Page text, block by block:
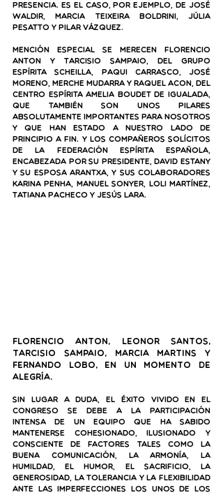
presencia. Es el caso, por ejemplo, de José
Waldir, Marcia Teixeira Boldrini, Júlia
Pesatto y Pilar Vázquez.
Mención especial se merecen Florencio
Anton y Tarcisio Sampaio, del Grupo
Espírita Scheilla, Paqui Carrasco, José
Moreno, Merche Mudarra y Raquel Acon, del
Centro Espírita Amelia Boudet de Igualada,
que también son unos pilares
absolutamente importantes para nosotros
y que han estado a nuestro lado de
principio a fin. Y los compañeros solícitos
de la Federación Espírita Española,
encabezada por su presidente, David Estany
y su esposa Arantxa, y sus colaboradores
Karina Penha, Manuel Sonyer, Loli Martínez,
Tatiana Pacheco y Jesús Lara.
Florencio Anton, Leonor Santos,
Tarcisio Sampaio, Marcia Martins y
Fernando Lobo, en un momento de
alegría.
Sin lugar a duda, el éxito vivido en el
congreso se debe a la participación
intensa de un equipo que ha sabido
mantenerse cohesionado, ilusionado y
consciente de factores tales como la
buena comunicación, la armonía, la
humildad, el humor, el sacrificio, la
generosidad, la tolerancia y la flexibilidad
ante las imperfecciones los unos de los